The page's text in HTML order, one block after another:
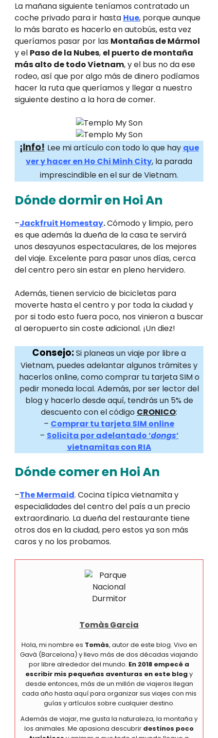
La mañana siguiente teníamos contratado un
coche privado para ir hasta Hue, porque aunque
lo más barato es hacerlo en autobús, esta vez
queríamos pasar por las Montañas de Mármol
y el Paso de la Nubes, el puerto de montaña
más alto de todo Vietnam, y el bus no da ese
rodeo, así que por algo más de dinero podíamos
hacer la ruta que queríamos y llegar a nuestro
siguiente destino a la hora de comer.
¡Info! Lee mi artículo con todo lo que hay que
ver y hacer en Ho Chi Minh City, la parada
imprescindible en el sur de Vietnam.
Dónde dormir en Hoi An
–Jackfruit Homestay.Cómodo y limpio, pero
es que además la dueña de la casa te servirá
unos desayunos espectaculares, de los mejores
del viaje. Excelente para pasar unos días, cerca
del centro pero sin estar en pleno hervidero.
Además, tienen servicio de bicicletas para
moverte hasta el centro y por toda la ciudad y
por si todo esto fuera poco, nos vinieron a buscar
al aeropuerto sin coste adicional. ¡Un diez!
Consejo:Si planeas un viaje por libre a
Vietnam, puedes adelantar algunos trámites y
hacerlos online, como comprar tu tarjeta SIM o
pedir moneda local. Además, por ser lector del
blog y hacerlo desde aquí, tendrás un 5% de
descuento con el código CRONICO:
– Comprar tu tarjeta SIM online
– Solicita por adelantado ‘dongs‘
vietnamitas con RIA
Dónde comer en Hoi An
–The Mermaid. Cocina típica vietnamita y
especialidades del centro del país a un precio
extraordinario. La dueña del restaurante tiene
otros dos en la ciudad, pero estos ya son más
caros y no los probamos.
Tomàs Garcia
Hola, mi nombre es Tomàs, autor de este blog. Vivo en
Gavà (Barcelona) y llevo más de dos décadas viajando
por libre alrededor del mundo. En 2018 empecé a
escribir mis pequeñas aventuras en este blog y
desde entonces, más de un millón de viajeros llegan
cada año hasta aquí para organizar sus viajes con mis
guías y artículos sobre cualquier destino.
Además de viajar, me gusta la naturaleza, la montaña y
los animales. Me apasiona descubrir destinos poco